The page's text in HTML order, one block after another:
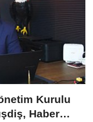
Kurulu
Haber